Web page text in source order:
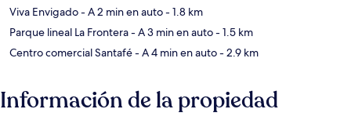
Viva Envigado- A 2 min en auto- 1.8 km
Parque lineal La Frontera- A 3 min en auto- 1.5 km
Centro comercial Santafé- A 4 min en auto- 2.9 km
Información de la propiedad